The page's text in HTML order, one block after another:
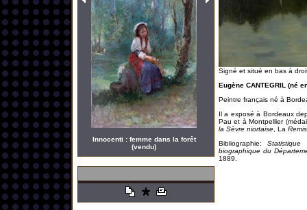
Innocenti : femme dans la forêt
(vendu)
Signé et situé en bas à
Eugène CANTEGRIL (né
Peintre français né à
Il a exposé à Bordeaux
Pau et à Montpellier
la Sèvre niortaise , La
Bibliographie:Statistique
biographique du
1889.